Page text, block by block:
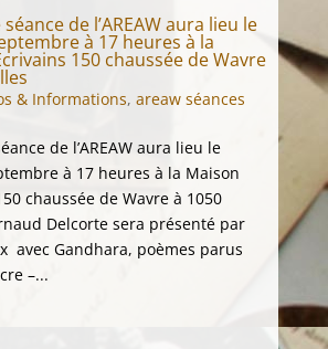
de l’AREAW aura lieu le
à 17 heures à la
150 chaussée de Wavre
& Informations, areaw séances
de l’AREAW aura lieu le
à 17 heures à la Maison
chaussée de Wavre à 1050
Delcorte sera présenté par
avec Gandhara, poèmes parus
–...